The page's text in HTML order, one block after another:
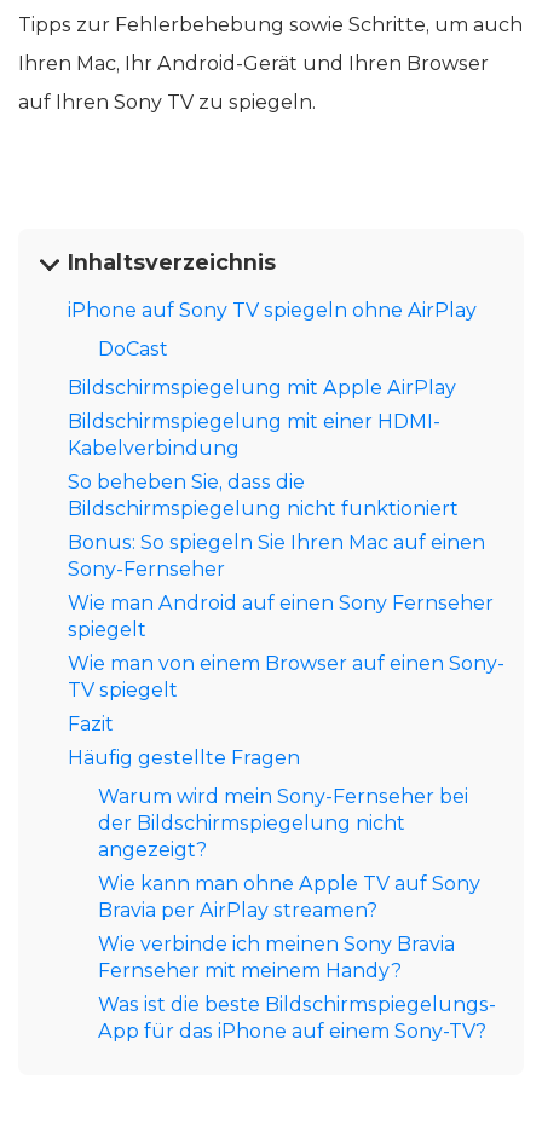
Tipps zur Fehlerbehebung sowie Schritte, um auch
Ihren Mac, Ihr Android-Gerät und Ihren Browser
auf Ihren Sony TV zu spiegeln.
Inhaltsverzeichnis
iPhone auf Sony TV spiegeln ohne AirPlay
DoCast
Bildschirmspiegelung mit Apple AirPlay
Bildschirmspiegelung mit einer HDMI-
Kabelverbindung
So beheben Sie, dass die
Bildschirmspiegelung nicht funktioniert
Bonus: So spiegeln Sie Ihren Mac auf einen
Sony-Fernseher
Wie man Android auf einen Sony Fernseher
spiegelt
Wie man von einem Browser auf einen Sony-
TV spiegelt
Fazit
Häufig gestellte Fragen
Warum wird mein Sony-Fernseher bei
der Bildschirmspiegelung nicht
angezeigt?
Wie kann man ohne Apple TV auf Sony
Bravia per AirPlay streamen?
Wie verbinde ich meinen Sony Bravia
Fernseher mit meinem Handy?
Was ist die beste Bildschirmspiegelungs-
App für das iPhone auf einem Sony-TV?